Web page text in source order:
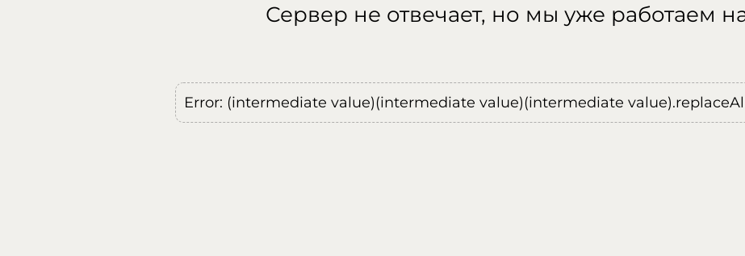
Сервер не отвечает, но мы уже работаем
Error: (intermediate value)(intermediate value)(intermediate